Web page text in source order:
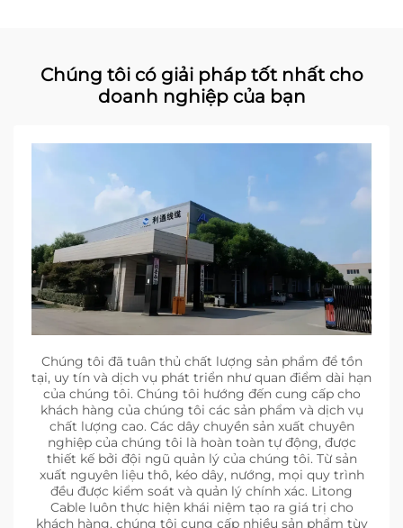
Chúng tôi có giải pháp tốt nhất cho
doanh nghiệp của bạn
Chúng tôi đã tuân thủ chất lượng sản phẩm để tồn
tại, uy tín và dịch vụ phát triển như quan điểm dài hạn
của chúng tôi. Chúng tôi hướng đến cung cấp cho
khách hàng của chúng tôi các sản phẩm và dịch vụ
chất lượng cao. Các dây chuyền sản xuất chuyên
nghiệp của chúng tôi là hoàn toàn tự động, được
thiết kế bởi đội ngũ quản lý của chúng tôi. Từ sản
xuất nguyên liệu thô, kéo dây, nướng, mọi quy trình
đều được kiểm soát và quản lý chính xác. Litong
Cable luôn thực hiện khái niệm tạo ra giá trị cho
khách hàng, chúng tôi cung cấp nhiều sản phẩm tùy